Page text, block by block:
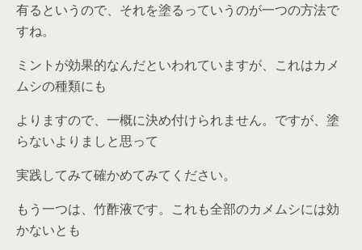
有るというので、それを塗るっていうのが一つの方法で
すね。
ミントが効果的なんだといわれていますが、これはカメ
ムシの種類にも
よりますので、一概に決め付けられません。ですが、塗
らないよりましと思って
実践してみて確かめてみてください。
もう一つは、竹酢液です。これも全部のカメムシには効
かないとも